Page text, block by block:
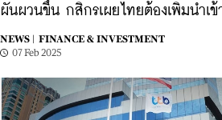
ผันผวนขึ้น กสิกรเผยไทยต้องเพิ่มนำเ
NEWS |
FINANCE & INVESTMENT
07 Feb 2025